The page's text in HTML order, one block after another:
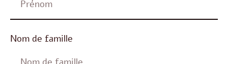
Nom de famille